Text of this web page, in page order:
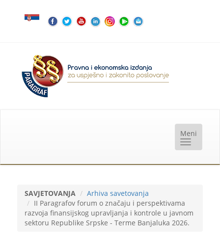
SAVJETOVANJA
Arhiva savetovanja
II Paragrafov forum o značaju i perspektivama
razvoja finansijskog upravljanja i kontrole u javnom
sektoru Republike Srpske - Terme Banjaluka 2026.